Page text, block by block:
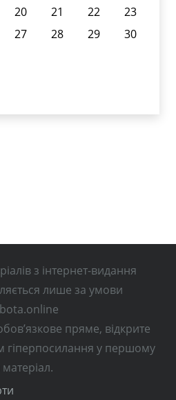
20 21 22
23
27 28 29
30
з інтернет-видання
лише за умови
пряме, відкрите
гіперпосилання у першому